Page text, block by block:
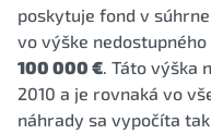
poskytuje fond v
vo výške nedostupného
100 000 €. Táto výška
2010 a je rovnaká vo
náhrady sa vypočíta